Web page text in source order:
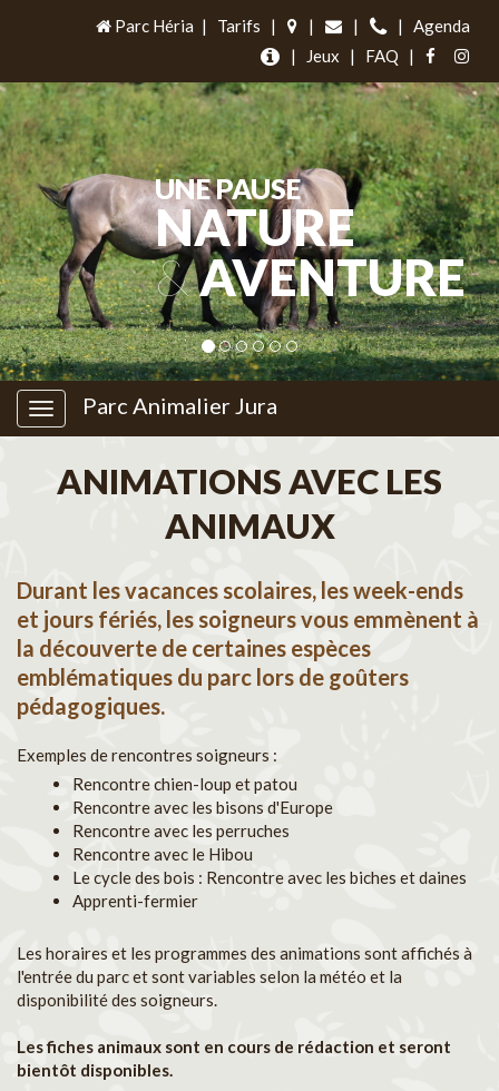
Parc Héria | Tarifs | | | |
Agenda
|
Jeux | FAQ |
UNE PAUSE
NATURE
&AVENTURE
Parc Animalier Jura
ANIMATIONS AVEC LES
ANIMAUX
Durant les vacances scolaires, les week-ends
et jours fériés, les soigneurs vous emmènent à
la découverte de certaines espèces
emblématiques du parc lors de goûters
pédagogiques.
Exemples de rencontres soigneurs :
Rencontre chien-loup et patou
Rencontre avec les bisons d'Europe
Rencontre avec les perruches
Rencontre avec le Hibou
Le cycle des bois : Rencontre avec les biches et daines
Apprenti-fermier
Les horaires et les programmes des animations sont affichés à
l'entrée du parc et sont variables selon la météo et la
disponibilité des soigneurs.
Les fiches animaux sont en cours de rédaction et seront
bientôt disponibles.